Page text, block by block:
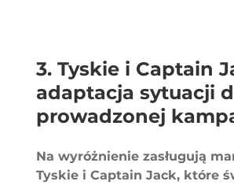
3. Tyskie i Captain
adaptacja sytuacji
prowadzonej
Na wyróżnienie zasługują
Tyskie i Captain Jack, które